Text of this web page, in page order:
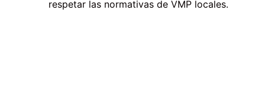
respetar las normativas de VMP locales.